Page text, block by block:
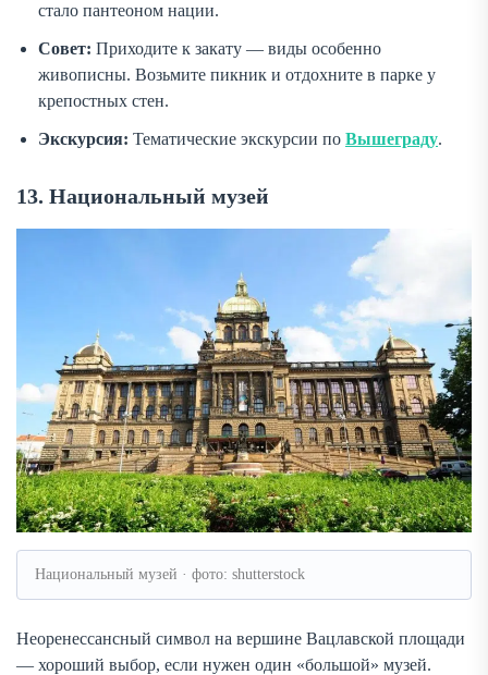
стало пантеоном нации.
Совет: Приходите к закату — виды особенно
живописны. Возьмите пикник и отдохните в парке у
крепостных стен.
Экскурсия: Тематические экскурсии по Вышеграду.
13. Национальный музей
Национальный музей · фото: shutterstock
Неоренессансный символ на вершине Вацлавской площади
— хороший выбор, если нужен один «большой» музей.